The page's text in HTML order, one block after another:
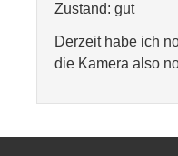
Zustand: gut
Derzeit habe ich
die Kamera also